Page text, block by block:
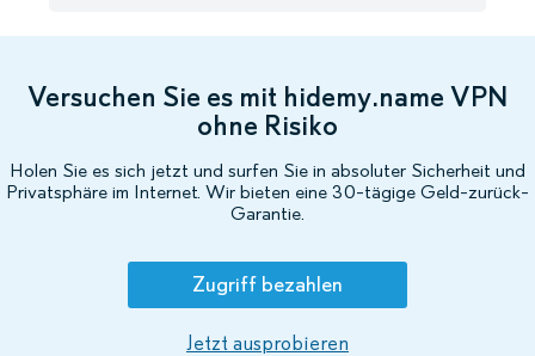
Versuchen Sie es mit hidemy.name VPN
ohne Risiko
Holen Sie es sich jetzt und surfen Sie in absoluter Sicherheit und
Privatsphäre im Internet. Wir bieten eine 30-tägige Geld-zurück-
Garantie.
Zugriff bezahlen
Jetzt ausprobieren